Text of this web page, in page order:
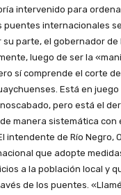
intervenido para
puentes internacionales
parte, el gobernador de
luego de ser la
sí comprende el corte
Está en juego
pero está el
manera sistemática con
intendente de Río Negro,
que adopte
a la población local y
de los puentes.